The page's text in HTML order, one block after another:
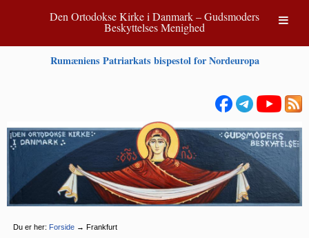
Den Ortodokse Kirke i Danmark – Gudsmoders
Beskyttelses Menighed
Rumæniens Patriarkats bispestol for Nordeuropa
Du er her: Forside → Frankfurt